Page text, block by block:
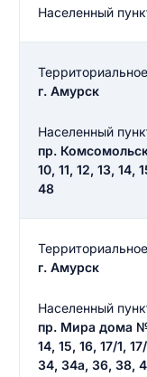
Населенный
г. Амурск
Населенный
пр.
10, 11, 12, 13,
48
г. Амурск
Населенный
пр. Мира дома №
14, 15, 16, 17/1,
34, 34а, 36, 38,